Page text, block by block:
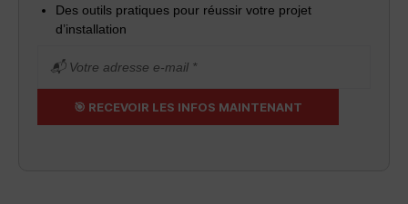
Des outils pratiques pour réussir votre projet
d’installation